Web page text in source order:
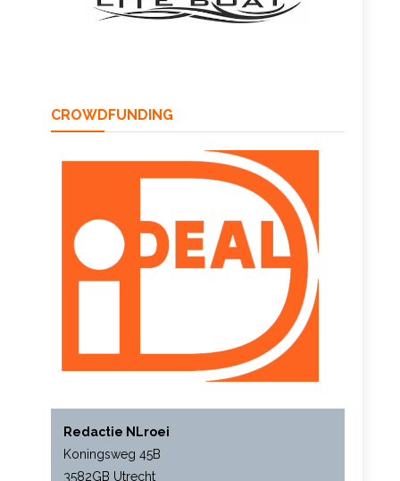
CROWDFUNDING
Redactie NLroei
Koningsweg 45B
3582GB Utrecht